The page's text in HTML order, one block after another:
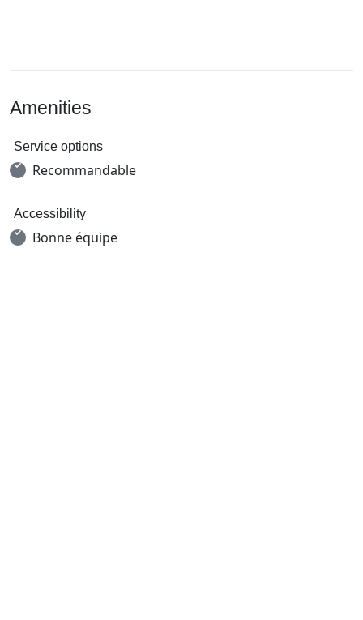
Amenities
Service options
Recommandable
Accessibility
Bonne équipe